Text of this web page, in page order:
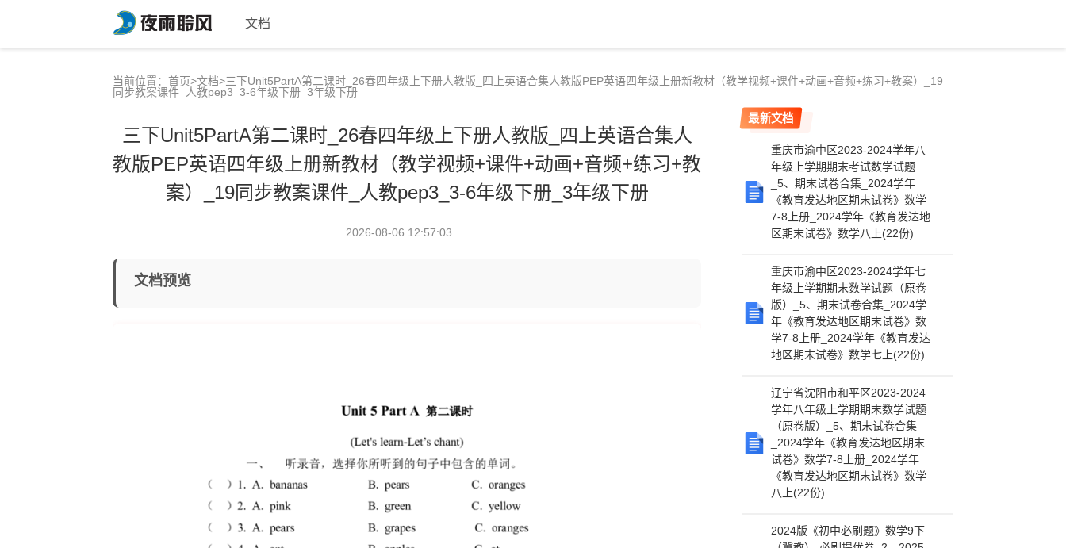
文档
当前位置： 首页>文档>三下Unit5PartA第二课时_26春四年级上下册人教版_四上英语合集人教版PEP英语四年级上册新教材（教学视频+课件+动画+音频+练习+教案）_19
同步教案课件_人教pep3_3-6年级下册_3年级下册
三下Unit5PartA第二课时_26春四年级上下册人教版_四上英语合集人
教版PEP英语四年级上册新教材（教学视频+课件+动画+音频+练习+教
案）_19同步教案课件_人教pep3_3-6年级下册_3年级下册
2026-08-06 12:57:03
文档预览
最新文档
重庆市渝中区2023-2024学年八
年级上学期期末考试数学试题
_5、期末试卷合集_2024学年
《教育发达地区期末试卷》数学
7-8上册_2024学年《教育发达地
区期末试卷》数学八上(22份)
重庆市渝中区2023-2024学年七
年级上学期期末数学试题（原卷
版）_5、期末试卷合集_2024学
年《教育发达地区期末试卷》数
学7-8上册_2024学年《教育发达
地区期末试卷》数学七上(22份)
辽宁省沈阳市和平区2023-2024
学年八年级上学期期末数学试题
（原卷版）_5、期末试卷合集
_2024学年《教育发达地区期末
试卷》数学7-8上册_2024学年
《教育发达地区期末试卷》数学
八上(22份)
2024版《初中必刷题》数学9下